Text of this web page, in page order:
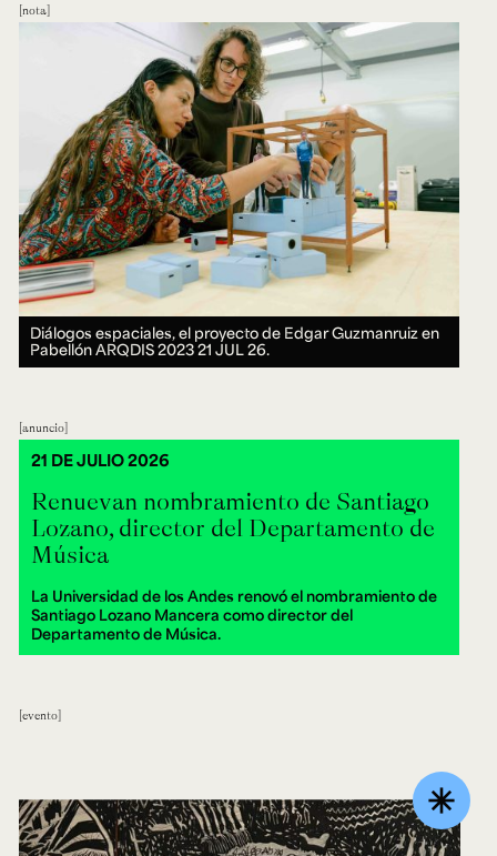
nota
Diálogos espaciales, el proyecto de Edgar Guzmanruiz en
Pabellón ARQDIS 202321 JUL 26.
anuncio
Renuevan nombramiento de Santiago
Lozano, director del Departamento de
Música
La Universidad de los Andes renovó el nombramiento de
Santiago Lozano Mancera como director del
Departamento de Música.
21 DE JULIO 2026
evento
asterisk